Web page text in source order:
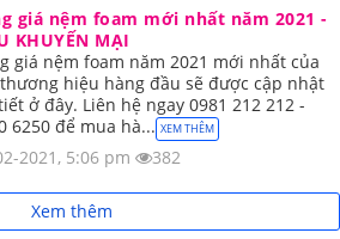
giá nệm foam mới nhất năm 2021 -
KHUYẾN MẠI
giá nệm foam năm 2021 mới nhất của
hiệu hàng đầu sẽ được cập nhật
ở đây. Liên hệ ngay 0981 212 212 -
6250 để mua hà... XEM THÊM
2021, 5:06 pm 382
Xem thêm